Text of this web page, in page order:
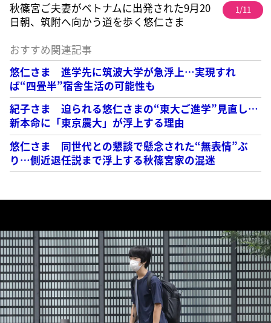
秋篠宮ご夫妻がベトナムに出発された9月20
日朝、筑附へ向かう道を歩く悠仁さま
1/11
おすすめ関連記事
悠仁さま 進学先に筑波大学が急浮上…実現すれ
ば“四畳半”宿舎生活の可能性も
紀子さま 迫られる悠仁さまの“東大ご進学”見直し…
新本命に「東京農大」が浮上する理由
悠仁さま 同世代との懇談で懸念された“無表情”ぶ
り…側近退任説まで浮上する秋篠宮家の混迷